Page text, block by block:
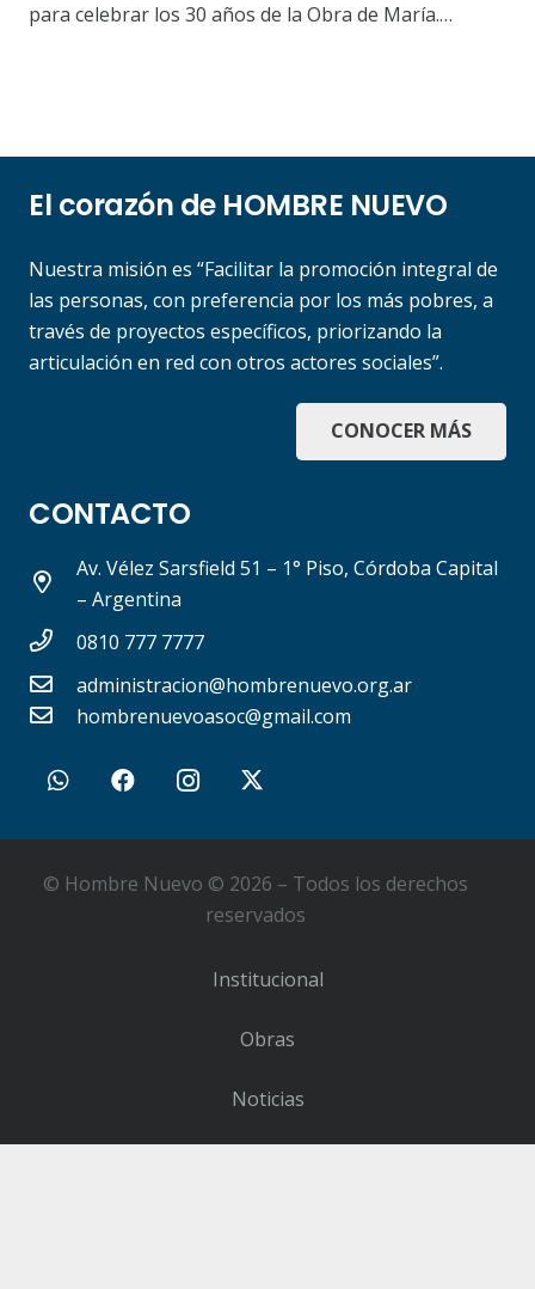
para celebrar los 30 años de la Obra de María.…
El corazón de HOMBRE NUEVO
Nuestra misión es “Facilitar la promoción integral de
las personas, con preferencia por los más pobres, a
través de proyectos específicos, priorizando la
articulación en red con otros actores sociales”.
CONOCER MÁS
CONTACTO
Av. Vélez Sarsfield 51 – 1° Piso, Córdoba Capital
– Argentina
0810 777 7777
administracion@hombrenuevo.org.ar
hombrenuevoasoc@gmail.com
© Hombre Nuevo © 2026 – Todos los derechos
reservados
Institucional
Obras
Noticias